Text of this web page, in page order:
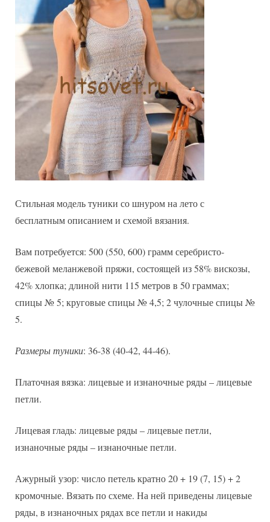
Стильная модель туники со шнуром на лето с
бесплатным описанием и схемой вязания.
Вам потребуется: 500 (550, 600) грамм серебристо-
бежевой меланжевой пряжи, состоящей из 58% вискозы,
42% хлопка; длиной нити 115 метров в 50 граммах;
спицы № 5; круговые спицы № 4,5; 2 чулочные спицы №
5.
Размеры туники: 36-38 (40-42, 44-46).
Платочная вязка: лицевые и изнаночные ряды – лицевые
петли.
Лицевая гладь: лицевые ряды – лицевые петли,
изнаночные ряды – изнаночные петли.
Ажурный узор: число петель кратно 20 + 19 (7, 15) + 2
кромочные. Вязать по схеме. На ней приведены лицевые
ряды, в изнаночных рядах все петли и накиды